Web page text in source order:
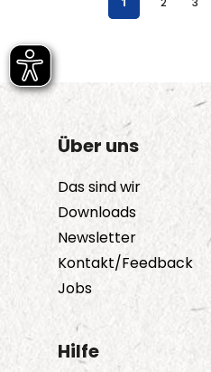
Über uns
Das sind wir
Downloads
Newsletter
Kontakt/Feedback
Jobs
Hilfe